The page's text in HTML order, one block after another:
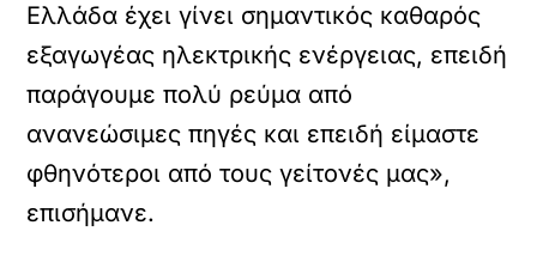
Ελλάδα έχει γίνει σημαντικός καθαρός
εξαγωγέας ηλεκτρικής ενέργειας, επειδή
παράγουμε πολύ ρεύμα από
ανανεώσιμες πηγές και επειδή είμαστε
φθηνότεροι από τους γείτονές μας»,
επισήμανε.